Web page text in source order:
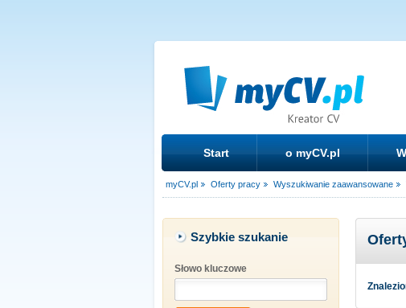
Start o myCV.pl
myCV.pl Oferty pracy Wyszukiwanie zaawansowane
Szybkie szukanie
Słowo kluczowe